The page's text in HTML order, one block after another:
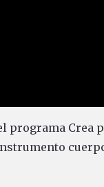
programa Crea